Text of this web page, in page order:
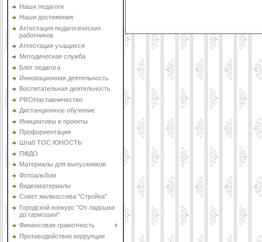
Наши педагоги
Наши достижения
Аттестация педагогических
работников
Аттестация учащихся
Методическая служба
Блог педагога
Инновационная деятельность
Воспитательная деятельность
PROНаставничество
Дистанционное обучение
Инициативы и проекты
Профориентация
Штаб ТОС ЮНОСТЬ
ПФДО
Материалы для выпускников
Фотоальбом
Видеоматериалы
Совет жилмассива "Стройка"
Городской конкурс "От ладошки
до гармошки"
Финансовая грамотность
Противодействие коррупции